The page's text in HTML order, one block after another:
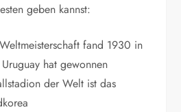
geben kannst:
fand 1930 in
hat gewonnen
der Welt ist das